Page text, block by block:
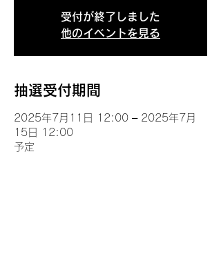
受付が終了しました
他のイベントを見る
抽選受付期間
2025年7月11日 12:00 – 2025年7月
15日 12:00
予定